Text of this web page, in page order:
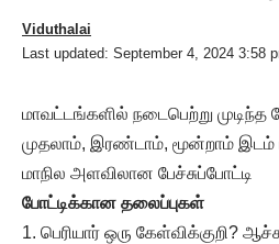
Last updated: September 4, 2024 3:58
Viduthalai
மாவட்டங்களில் நடைபெற்று முடிந்த
முதலாம், இரண்டாம், மூன்றாம் இடம்
மாநில அளவிலான பேச்சுப்போட்டி
போட்டிக்கான தலைப்புகள்
1. பெரியார் ஒரு கேள்விக்குறி?